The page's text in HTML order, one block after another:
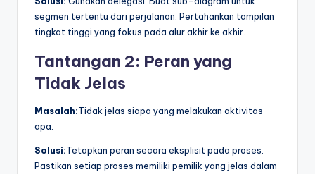
segmen tertentu dari perjalanan. Pertahankan tampilan
tingkat tinggi yang fokus pada alur akhir ke akhir.
Tantangan 2: Peran yang
Tidak Jelas
Masalah:Tidak jelas siapa yang melakukan aktivitas
apa.
Solusi:Tetapkan peran secara eksplisit pada proses.
Pastikan setiap proses memiliki pemilik yang jelas dalam